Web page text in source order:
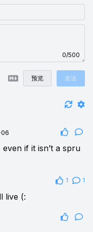
0/500
预览 发送
if it isn’t a spru
1 1
live (: